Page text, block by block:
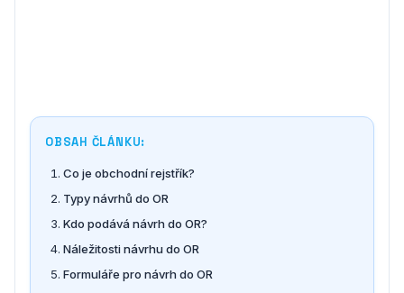
OBSAH ČLÁNKU:
Co je obchodní rejstřík?
Typy návrhů do OR
Kdo podává návrh do OR?
Náležitosti návrhu do OR
Formuláře pro návrh do OR